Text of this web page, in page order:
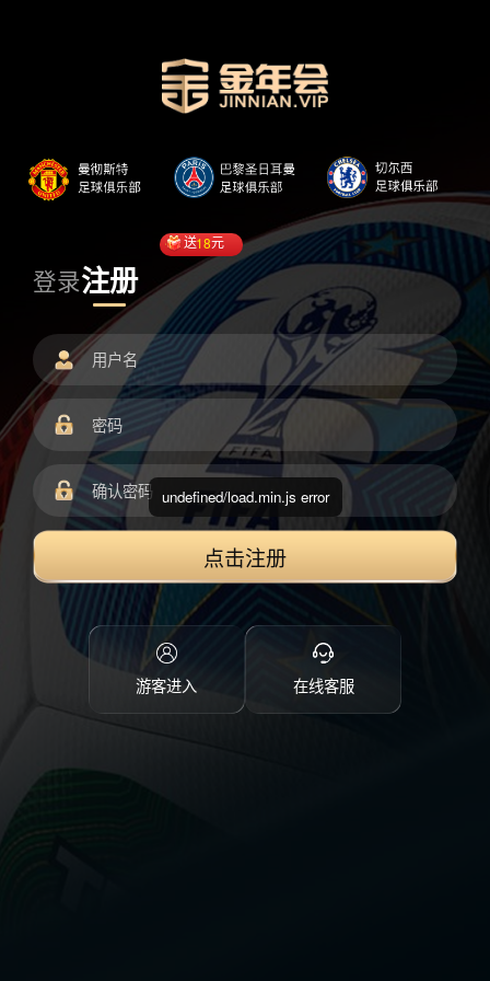
登录注册
送18元
点击注册
游客进入 在线客服
undefined/load.min.js error